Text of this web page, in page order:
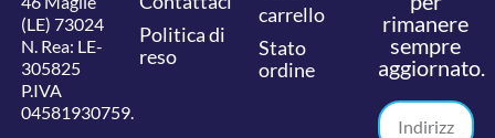
(LE) 73024
N. Rea: LE-
305825
P.IVA
04581930759.
Politica di
reso
carrello
Stato
ordine
rimanere
sempre
aggiornato.